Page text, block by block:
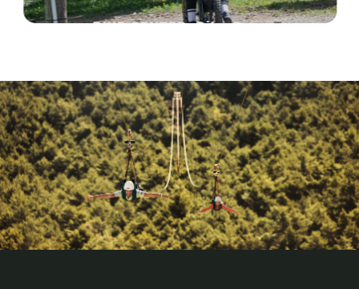
BIKE CENTER: Bike Pass